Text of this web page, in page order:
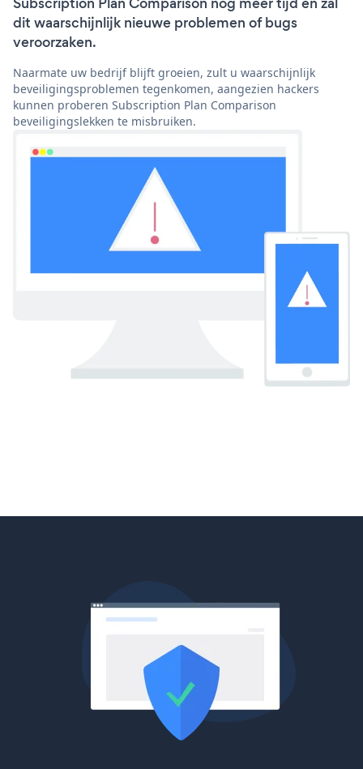
dit waarschijnlijk nieuwe problemen of bugs
veroorzaken.
Naarmate uw bedrijf blijft groeien, zult u waarschijnlijk
beveiligingsproblemen tegenkomen, aangezien hackers
kunnen proberen Subscription Plan Comparison
beveiligingslekken te misbruiken.